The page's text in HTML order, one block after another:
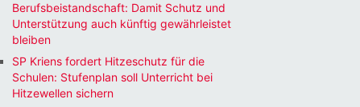
Berufsbeistandschaft: Damit Schutz und
Unterstützung auch künftig gewährleistet
bleiben
SP Kriens fordert Hitzeschutz für die
Schulen: Stufenplan soll Unterricht bei
Hitzewellen sichern